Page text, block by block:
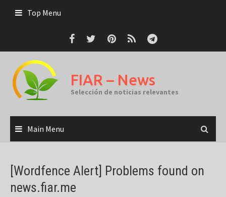
Top Menu
FIAR – News
Selección de noticias relevantes
Main Menu
[Wordfence Alert] Problems found on
news.fiar.me